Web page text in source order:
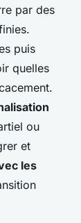
par des
puis
quelles
ou
et
les